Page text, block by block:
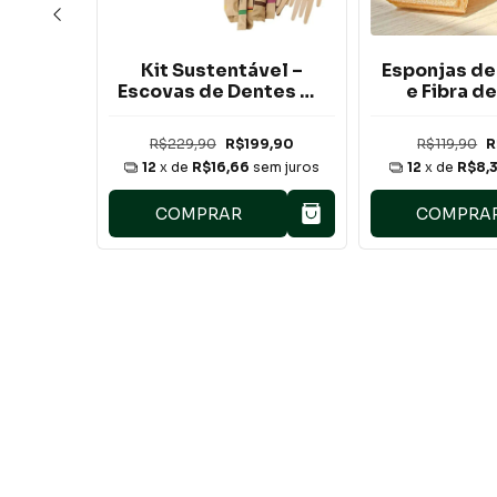
Kit Sustentável –
Escovas de Dentes de
Biodegradáveis de
Fibra Natural
R$229,90
R$199,90
12 x de R$16,66 sem juros
COMPRAR
Esponjas
e Fibra
eR$119,90
12 x de